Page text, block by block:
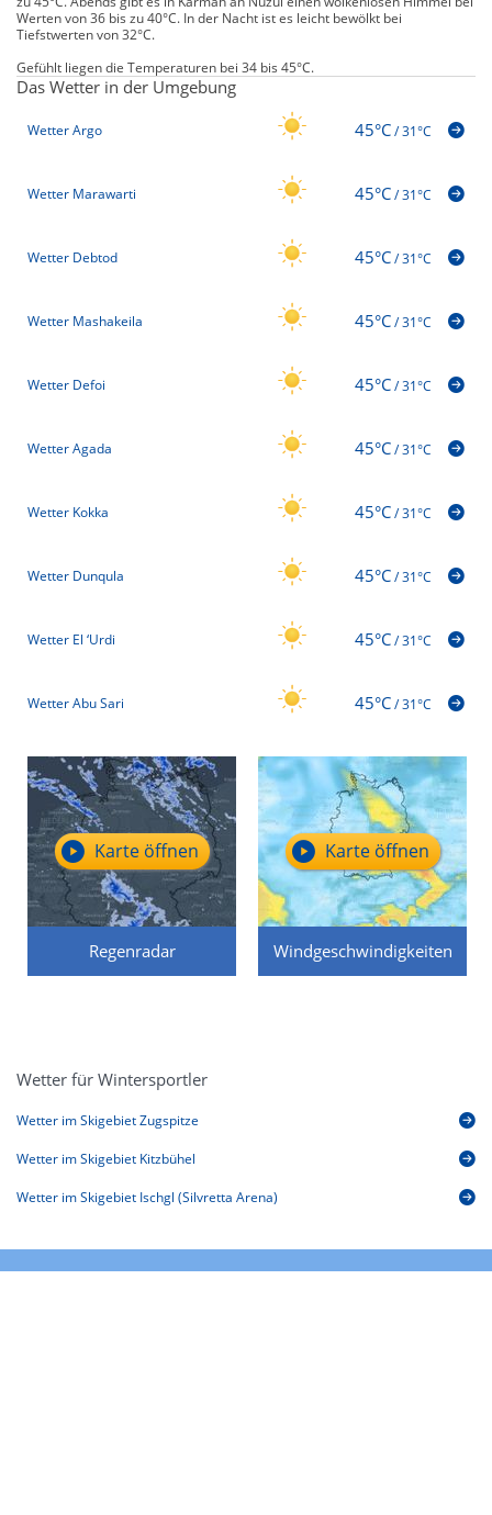
Werten von 36 bis zu 40°C. In der Nacht ist es leicht bewölkt bei
Tiefstwerten von 32°C.
Gefühlt liegen die Temperaturen bei 34 bis 45°C.
Das Wetter in der Umgebung
Wetter Argo 45°C/31°C
Wetter Marawarti 45°C/31°C
Wetter Debtod 45°C/31°C
Wetter Mashakeila 45°C/31°C
Wetter Defoi 45°C/31°C
Wetter Agada 45°C/31°C
Wetter Kokka 45°C/31°C
Wetter Dunqula 45°C/31°C
Wetter El ‘Urdi 45°C/31°C
Wetter Abu Sari 45°C/31°C
Regenradar
Karte öffnen
Windgeschwindigkeiten
Karte öffnen
Wetter für Wintersportler
Wetter im Skigebiet Zugspitze
Wetter im Skigebiet Kitzbühel
Wetter im Skigebiet Ischgl (Silvretta Arena)